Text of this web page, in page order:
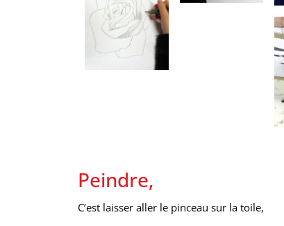
Peindre,
C’est laisser aller le pinceau sur la toile,